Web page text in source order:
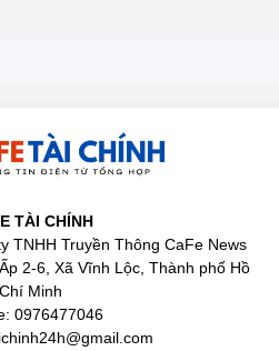
TÀI CHÍNH
TNHH Truyền Thông CaFe News
2-6, Xã Vĩnh Lộc, Thành phố Hồ
Chí Minh
0976477046